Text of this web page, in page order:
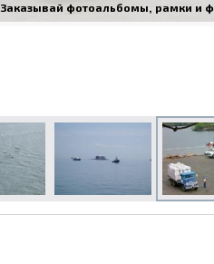
Заказывай фотоальбомы, рамки и